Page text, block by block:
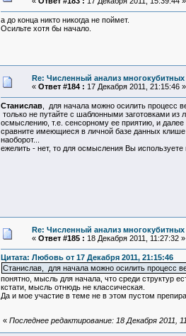
а до конца никто никогда не поймет.
Осильте хотя бы начало.
Re: Численный анализ многокубитных
« Ответ #184 : 17 Декабря 2011, 21:15:46 »
Станислав, для начала можно осилить процесс
только не путайте с шаблонными заготовками
осмыслению, т.е. сенсорному ее приятию, и
сравните имеющиеся в личной базе данных
наоборот...
ежелить - нет, то для осмысления Вы
Re: Численный анализ многокубитных
« Ответ #185 : 18 Декабря 2011, 11:27:32 »
Цитата: Любовь от 17 Декабря 2011, 21:15:46
Станислав, для начала можно осилить процесс
понятно, мысль для начала, что среди структур
кстати, мысль отнюдь не классическая.
Да и мое участие в теме не в этом пустом
« Последнее редактирование: 18 Декабря 2011,